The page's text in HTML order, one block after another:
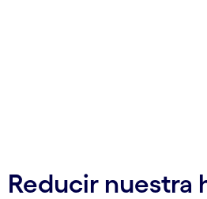
Reducir nuestra